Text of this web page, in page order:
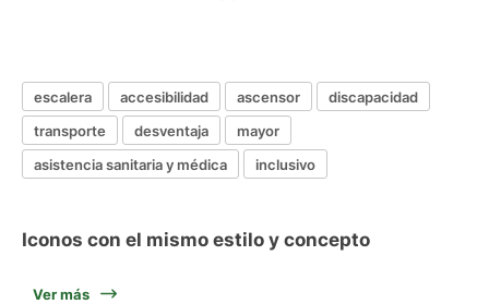
escalera accesibilidad ascensor
discapacidad
transporte
desventaja
mayor
asistencia sanitaria y médica
inclusivo
Iconos con el mismo estilo y concepto
Ver más